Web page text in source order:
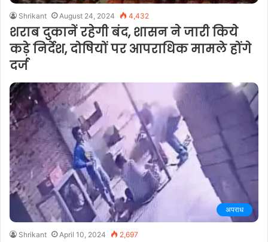
Shrikant August 24, 2024 4,432
शराब दुकानें रहेगी बंद, शासन ने जारी किये
कड़े निर्देश, दोषियों पर आपराधिक मामले होंगे
दर्ज
अपराध
Shrikant April 10, 2024 2,697